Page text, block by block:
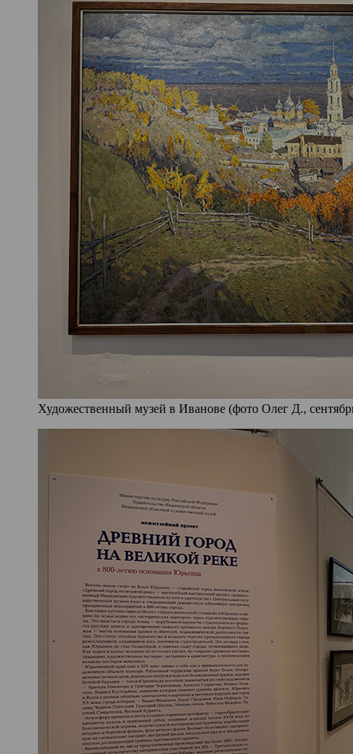
Художественный музей в Иванове (фото Олег Д.,